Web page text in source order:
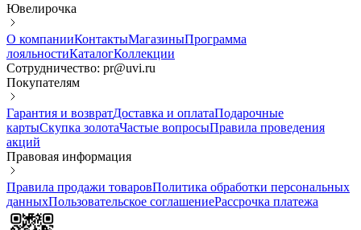
Ювелирочка
О компанииКонтактыМагазиныПрограмма
лояльностиКаталогКоллекции
Сотрудничество: pr@uvi.ru
Покупателям
Гарантия и возвратДоставка и оплатаПодарочные
картыСкупка золотаЧастые вопросыПравила проведения
акций
Правовая информация
Правила продажи товаровПолитика обработки персональных
данныхПользовательское соглашениеРассрочка платежа